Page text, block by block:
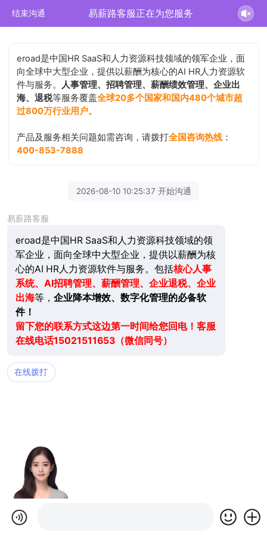
结束沟通 易薪路客服正在为您服务
eroad是中国HR SaaS和人力资源科技领域的领军企业，面
向全球中大型企业，提供以薪酬为核心的AI HR人力资源软
件与服务。
人事管理、招聘管理、薪酬绩效管理、企业出
海、退税等服务覆盖全球20多个国家和国内480个城市超
过800万行业用户。
产品及服务相关问题如需咨询，请拨打全国咨询热线 ：
400-853-7888
2026-08-10 10:25:37 开始沟通
易薪路客服
eroad是中国HR SaaS和人力资源科技领域的领
军企业，面向全球中大型企业，提供以薪酬为核
心的AI HR人力资源软件与服务。包括核心人事
系统、AI招聘管理、薪酬管理、企业退税、企业
出海等， 企业降本增效、数字化管理的必备软
件！
留下您的联系方式这边第一时间给您回电！客服
在线电话15021511653（微信同号）
在线拨打